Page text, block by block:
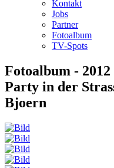
Kontakt
Jobs
Partner
Fotoalbum
TV-Spots
Fotoalbum - 2012
Party in der
Bjoern